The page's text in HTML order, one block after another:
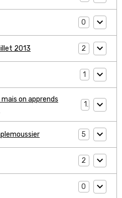
0
2013 2
1
on apprends
1
5
2
0